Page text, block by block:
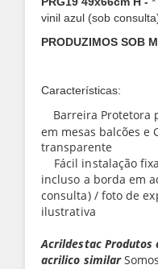
vinil azul (sob
PRODUZIMOS SOB
Características:
Barreira Protetora
em mesas balcões e
transparente
Fácil instalação
incluso a borda em
consulta) / foto de
ilustrativa
Acrildestac
acrilico similar